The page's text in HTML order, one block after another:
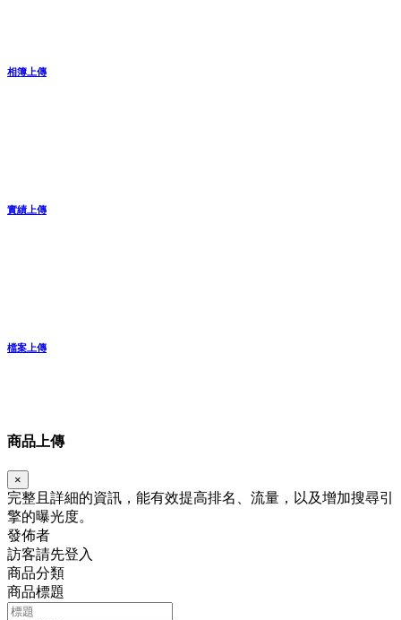
相簿上傳
實績上傳
檔案上傳
商品上傳
×
完整且詳細的資訊，能有效提高排名、流量，以及增加搜尋引
擎的曝光度。
發佈者
訪客請先登入
商品分類
商品標題